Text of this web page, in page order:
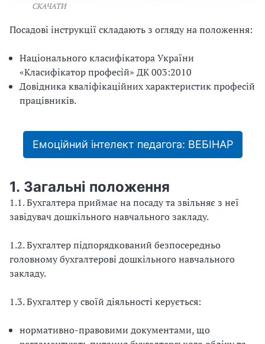
СКАЧАТИ
Посадові інструкції складають з огляду на положення:
Національного класифікатора України
«Класифікатор професій» ДК 003:2010
Довідника кваліфікаційних характеристик професій
працівників.
Емоційний інтелект педагога: ВЕБІНАР
1. Загальні положення
1.1. Бухгалтера приймає на посаду та звільняє з неї
завідувач дошкільного навчального закладу.
1.2. Бухгалтер підпорядкований безпосередньо
головному бухгалтерові дошкільного навчального
закладу.
1.3. Бухгалтер у своїй діяльності керується:
нормативно-правовими документами, що